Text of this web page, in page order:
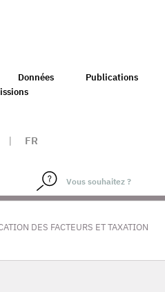
Données
Publications
| FR
DES FACTEURS ET TAXATION